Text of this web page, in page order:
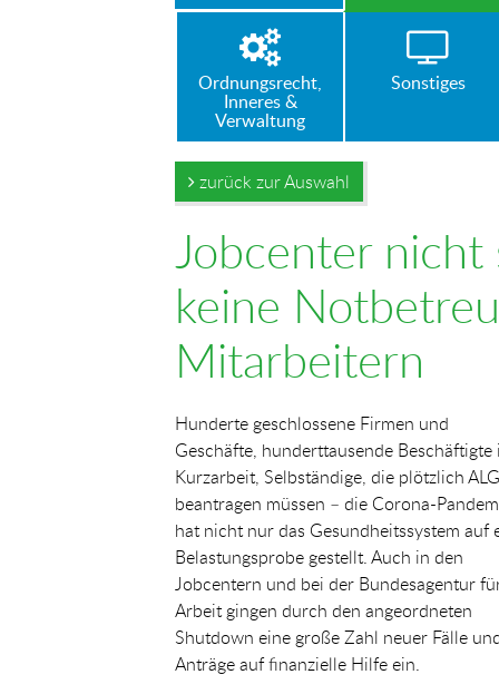
Ordnungsrecht,
Inneres &
Verwaltung
Sonstiges
zurück zur Auswahl
Jobcenter
keine
Mitarbeitern
Hunderte geschlossene Firmen und
Geschäfte, hunderttausende Beschäftigte
Kurzarbeit, Selbständige, die plötzlich
beantragen müssen – die Corona-
hat nicht nur das Gesundheitssystem auf
Belastungsprobe gestellt. Auch in den
Jobcentern und bei der Bundesagentur
Arbeit gingen durch den angeordneten
Shutdown eine große Zahl neuer Fälle
Anträge auf finanzielle Hilfe ein.